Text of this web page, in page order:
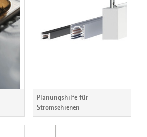
Planungshilfe für
Stromschienen